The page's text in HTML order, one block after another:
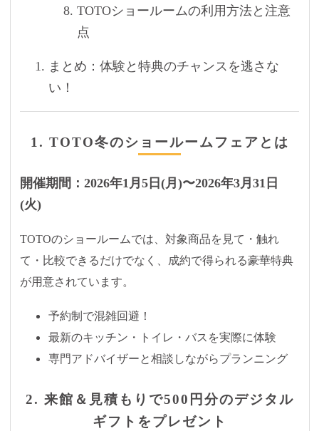
TOTOショールームの利用方法と注意
点
まとめ：体験と特典のチャンスを逃さな
い！
1. TOTO冬のショールームフェアとは
開催期間：2026年1月5日(月)〜2026年3月31日
(火)
TOTOのショールームでは、対象商品を見て・触れ
て・比較できるだけでなく、成約で得られる豪華特典
が用意されています。
予約制で混雑回避！
最新のキッチン・トイレ・バスを実際に体験
専門アドバイザーと相談しながらプランニング
2. 来館＆見積もりで500円分のデジタル
ギフトをプレゼント